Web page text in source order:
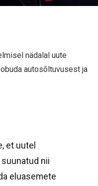
nädalal uute
autosõltuvusest ja
et uutel
nii
eluasemete